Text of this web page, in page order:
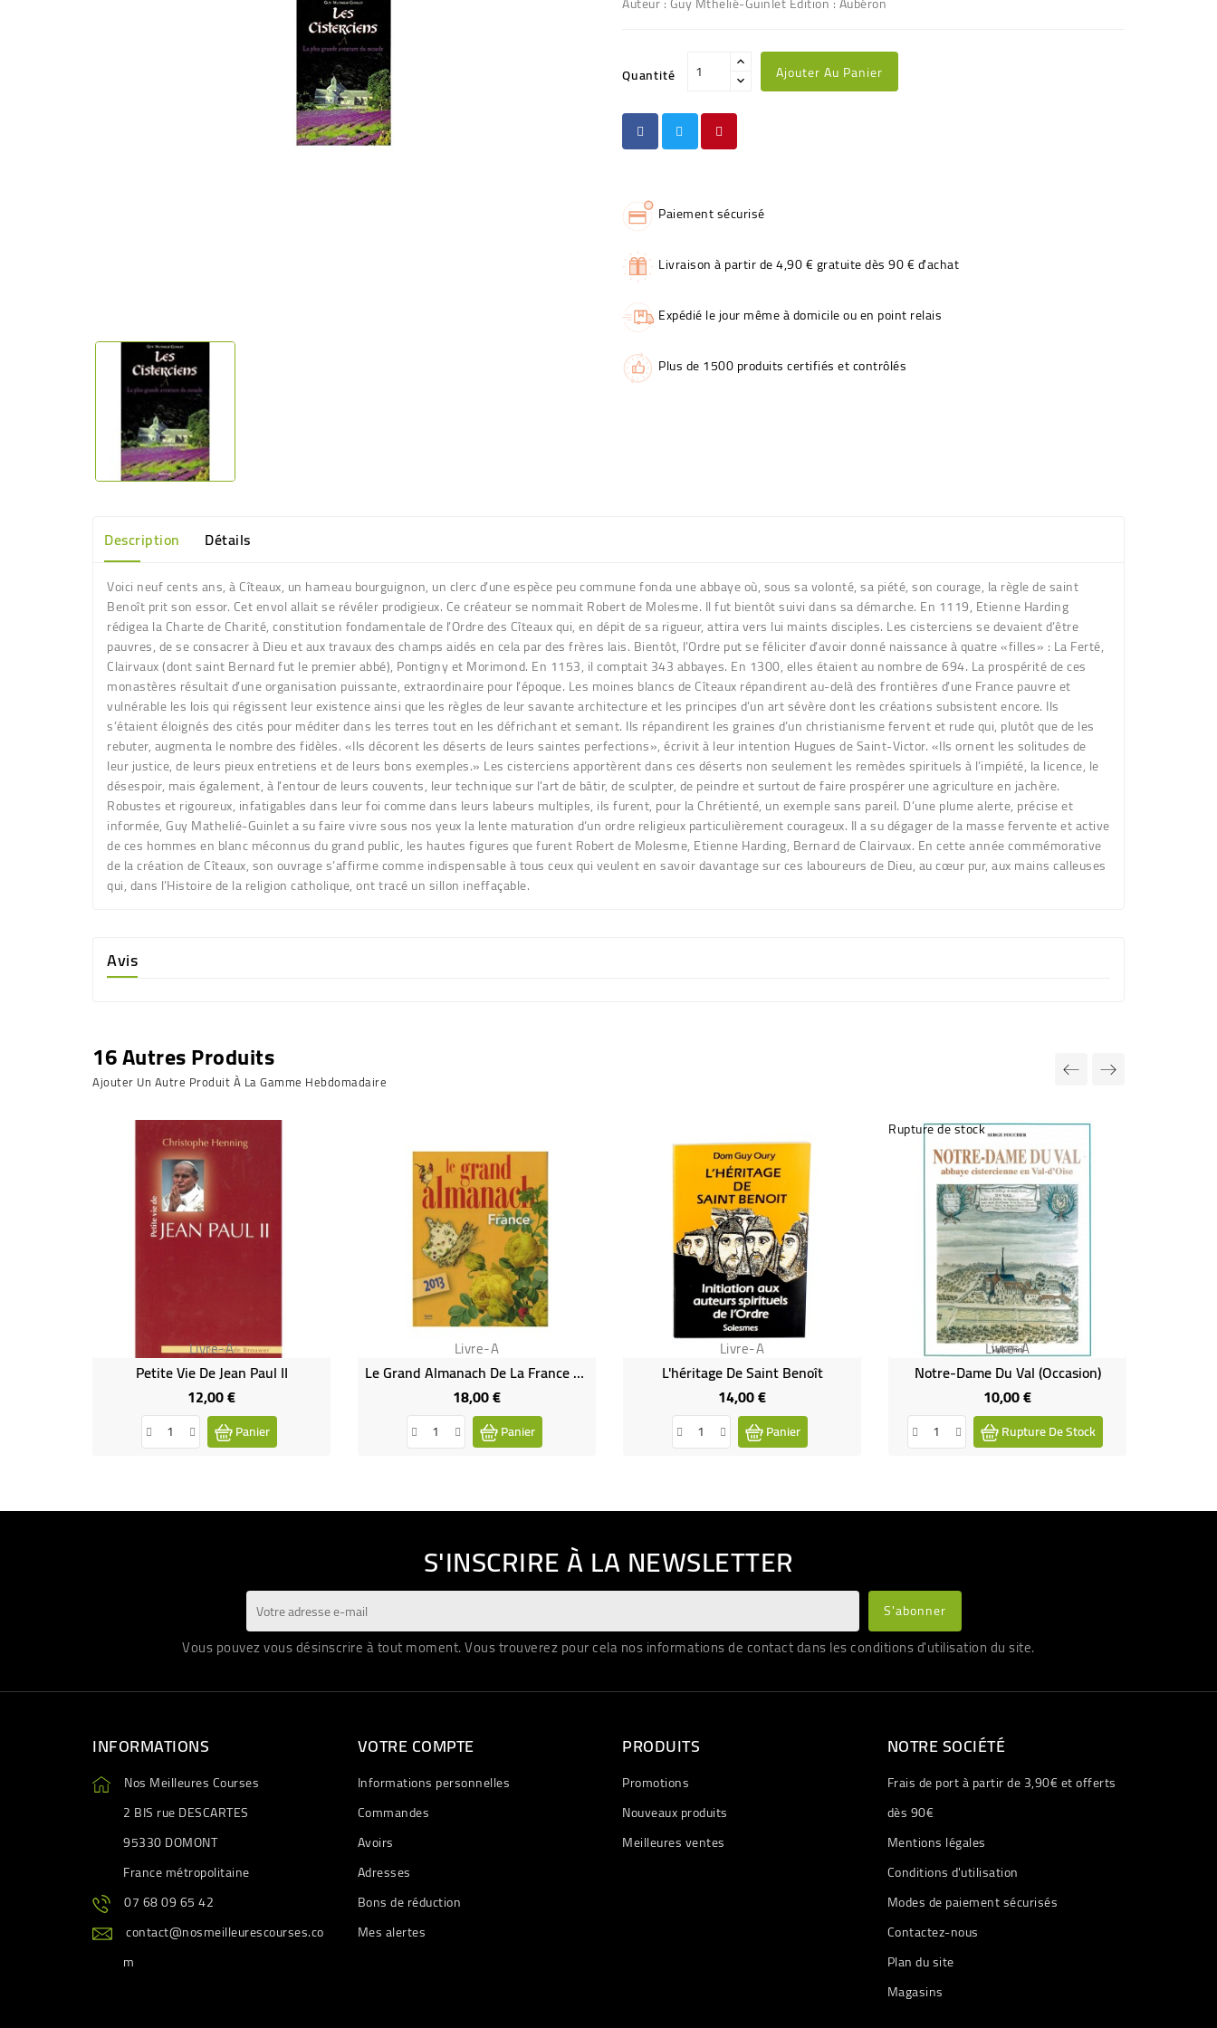
Quantité Ajouter Au Panier
Paiement sécurisé
Livraison à partir de 4,90 € gratuite dès 90 € d'achat
Expédié le jour même à domicile ou en point relais
Plus de 1500 produits certifiés et contrôlés
Description Détails
Voici neuf cents ans, à Cîteaux, un hameau bourguignon, un clerc d’une espèce peu commune fonda une abbaye où, sous sa volonté, sa piété, son courage, la règle de saint
Benoît prit son essor. Cet envol allait se révéler prodigieux. Ce créateur se nommait Robert de Molesme. Il fut bientôt suivi dans sa démarche. En 1119, Etienne Harding
rédigea la Charte de Charité, constitution fondamentale de l’Ordre des Cîteaux qui, en dépit de sa rigueur, attira vers lui maints disciples. Les cisterciens se devaient d’être
pauvres, de se consacrer à Dieu et aux travaux des champs aidés en cela par des frères lais. Bientôt, l’Ordre put se féliciter d’avoir donné naissance à quatre «filles» : La Ferté,
Clairvaux (dont saint Bernard fut le premier abbé), Pontigny et Morimond. En 1153, il comptait 343 abbayes. En 1300, elles étaient au nombre de 694. La prospérité de ces
monastères résultait d’une organisation puissante, extraordinaire pour l’époque. Les moines blancs de Cîteaux répandirent au-delà des frontières d’une France pauvre et
vulnérable les lois qui régissent leur existence ainsi que les règles de leur savante architecture et les principes d’un art sévère dont les créations subsistent encore. Ils
s’étaient éloignés des cités pour méditer dans les terres tout en les défrichant et semant. Ils répandirent les graines d’un christianisme fervent et rude qui, plutôt que de les
rebuter, augmenta le nombre des fidèles. «Ils décorent les déserts de leurs saintes perfections», écrivit à leur intention Hugues de Saint-Victor. «Ils ornent les solitudes de
leur justice, de leurs pieux entretiens et de leurs bons exemples.» Les cisterciens apportèrent dans ces déserts non seulement les remèdes spirituels à l’impiété, la licence, le
désespoir, mais également, à l’entour de leurs couvents, leur technique sur l’art de bâtir, de sculpter, de peindre et surtout de faire prospérer une agriculture en jachère.
Robustes et rigoureux, infatigables dans leur foi comme dans leurs labeurs multiples, ils furent, pour la Chrétienté, un exemple sans pareil. D’une plume alerte, précise et
informée, Guy Mathelié-Guinlet a su faire vivre sous nos yeux la lente maturation d’un ordre religieux particulièrement courageux. Il a su dégager de la masse fervente et active
de ces hommes en blanc méconnus du grand public, les hautes figures que furent Robert de Molesme, Etienne Harding, Bernard de Clairvaux. En cette année commémorative
de la création de Cîteaux, son ouvrage s’affirme comme indispensable à tous ceux qui veulent en savoir davantage sur ces laboureurs de Dieu, au cœur pur, aux mains calleuses
qui, dans l’Histoire de la religion catholique, ont tracé un sillon ineffaçable.
Avis
16 Autres Produits
Ajouter Un Autre Produit À La Gamme Hebdomadaire
Livre-A
Petite Vie De Jean Paul II
12,00 €Prix
Panier
Livre-A
Le Grand Almanach De La France 2013
18,00 €Prix
Panier
Livre-A
L'héritage De Saint Benoît
14,00 €Prix
Panier
Rupture de stock
Livre-A
Notre-Dame Du Val (Occasion)
10,00 €Prix
Rupture De Stock
S'INSCRIRE À LA NEWSLETTER
Vous pouvez vous désinscrire à tout moment. Vous trouverez pour cela nos informations de contact dans les conditions d'utilisation du site.
INFORMATIONS
Nos Meilleures Courses
2 BIS rue DESCARTES
95330 DOMONT
France métropolitaine
07 68 09 65 42
contact@nosmeilleurescourses.co
m
VOTRE COMPTE
Informations personnelles
Commandes
Avoirs
Adresses
Bons de réduction
Mes alertes
PRODUITS
Promotions
Nouveaux produits
Meilleures ventes
NOTRE SOCIÉTÉ
Frais de port à partir de 3,90€ et offerts
dès 90€
Mentions légales
Conditions d'utilisation
Modes de paiement sécurisés
Contactez-nous
Plan du site
Magasins